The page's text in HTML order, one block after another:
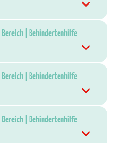
Bereich | Behindertenhilfe
Bereich | Behindertenhilfe
Bereich | Behindertenhilfe